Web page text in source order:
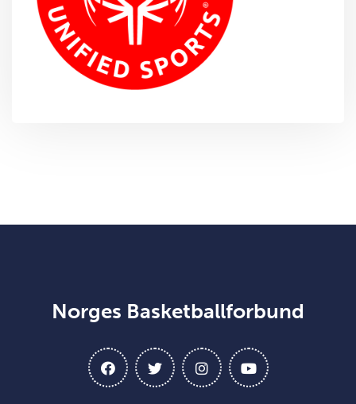
Norges Basketballforbund